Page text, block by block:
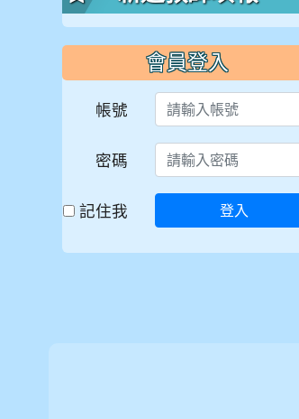
會員登入
帳號
密碼
記住我 登入